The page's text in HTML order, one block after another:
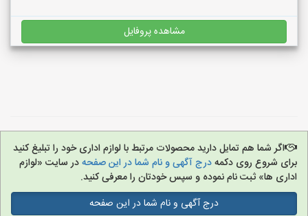
مشاهده پروفایل
اگر شما هم تمایل دارید محصولات مرتبط با لوازم اداری خود را تبلیغ کنید
برای شروع روی دکمهدرج آگهی و نام شما در این صفحهدر سایت «لوازم
اداری ها» ثبت نام نموده و سپس خودتان را معرفی کنید.
درج آگهی و نام شما در این صفحه